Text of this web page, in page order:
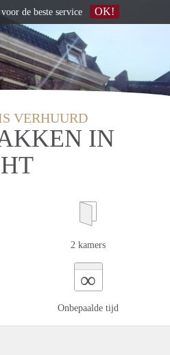
VERHUURD
IN
2 kamers
∞
Onbepaalde tijd
voor de beste service OK!